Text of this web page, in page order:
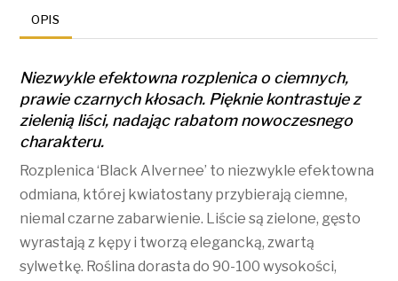
OPIS
Niezwykle efektowna rozplenica o ciemnych,
prawie czarnych kłosach. Pięknie kontrastuje z
zielenią liści, nadając rabatom nowoczesnego
charakteru.
Rozplenica ‘Black Alvernee’ to niezwykle efektowna
odmiana, której kwiatostany przybierają ciemne,
niemal czarne zabarwienie. Liście są zielone, gęsto
wyrastają z kępy i tworzą elegancką, zwartą
sylwetkę. Roślina dorasta do 90-100 wysokości,